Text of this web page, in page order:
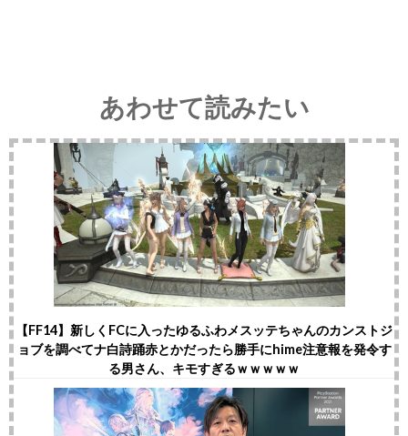
あわせて読みたい
【FF14】新しくFCに入ったゆるふわメスッテちゃんのカンストジ
ョブを調べてナ白詩踊赤とかだったら勝手にhime注意報を発令す
る男さん、キモすぎるｗｗｗｗｗ